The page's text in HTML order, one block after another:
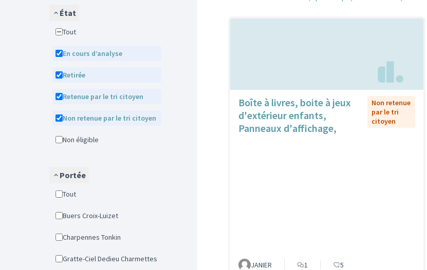
État
Tout
En cours d’analyse
Retirée
Retenue par le tri citoyen
Non retenue par le tri citoyen
Non éligible
Portée
Tout
Buers Croix-Luizet
Charpennes Tonkin
Gratte-Ciel Dedieu Charmettes
Boîte à livres, boite à jeux
d'extérieur enfants,
Panneaux d'affichage,
Non retenue
par le tri
citoyen
JANIER 1 5